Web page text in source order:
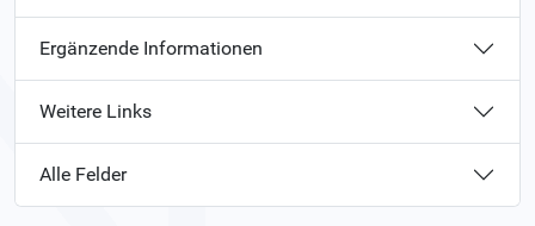
Ergänzende Informationen
Weitere Links
Alle Felder